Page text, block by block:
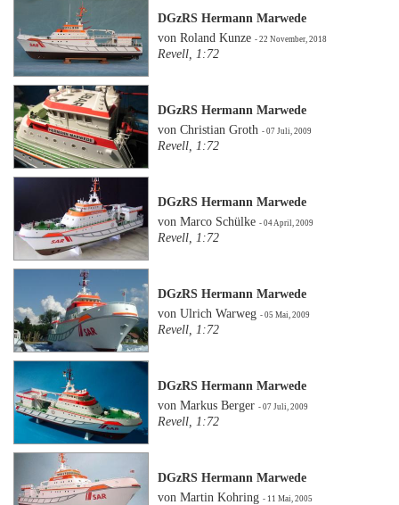
DGzRS Hermann Marwede
von Roland Kunze- 22 November, 2018
Revell, 1:72
DGzRS Hermann Marwede
von Christian Groth- 07 Juli, 2009
Revell, 1:72
DGzRS Hermann Marwede
von Marco Schülke- 04 April, 2009
Revell, 1:72
DGzRS Hermann Marwede
von Ulrich Warweg- 05 Mai, 2009
Revell, 1:72
DGzRS Hermann Marwede
von Markus Berger- 07 Juli, 2009
Revell, 1:72
DGzRS Hermann Marwede
von Martin Kohring- 11 Mai, 2005